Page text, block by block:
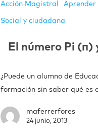
Acción Magistral Aprender
Social y ciudadana
El número Pi
¿Puede un alumno de
formación sin saber qué es
maferrerfores
24 junio, 2013